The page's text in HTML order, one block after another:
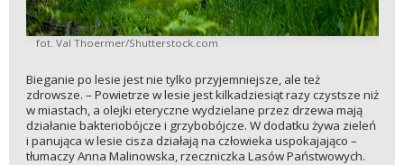
fot. Val Thoermer/Shutterstock.com
Bieganie po lesie jest nie tylko przyjemniejsze, ale też
zdrowsze. – Powietrze w lesie jest kilkadziesiąt razy czystsze niż
w miastach, a olejki eteryczne wydzielane przez drzewa mają
działanie bakteriobójcze i grzybobójcze. W dodatku żywa zieleń
i panująca w lesie cisza działają na człowieka uspokajająco –
tłumaczy Anna Malinowska, rzeczniczka Lasów Państwowych.